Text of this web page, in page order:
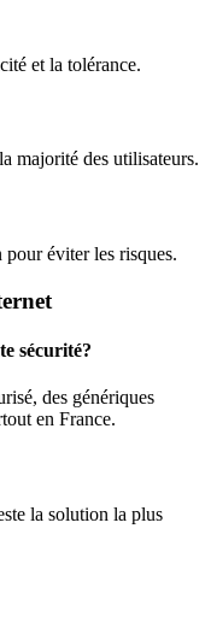
et la tolérance.
majorité des utilisateurs.
pour éviter les risques.
sécurité?
des génériques
en France.
la solution la plus